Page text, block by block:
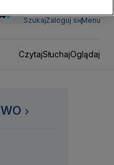
SzukajZaloguj sięMenu
CzytajSłuchajOglądaj